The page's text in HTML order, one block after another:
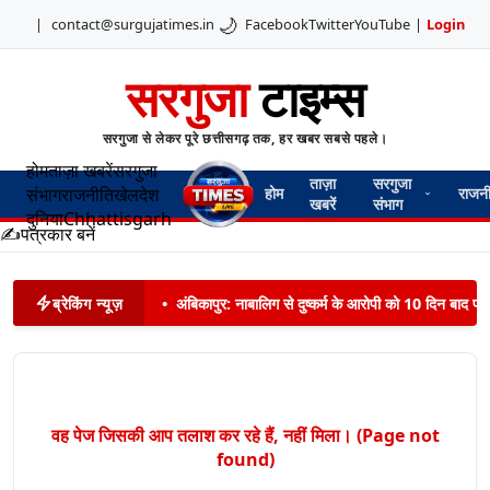
| contact@surgujatimes.in 🌙 FacebookTwitterYouTube | Login
सरगुजाटाइम्स
सरगुजा से लेकर पूरे छत्तीसगढ़ तक, हर खबर सबसे पहले।
होमताज़ा खबरेंसरगुजा
संभागराजनीतिखेलदेश
दुनियाChhattisgarh
होम
ताज़ा
खबरें
सरगुजा
संभाग
✍️पत्रकार बनें
ब्रेकिंग न्यूज़ • अंबिकापुर: नाबालिग से दुष्कर्म के आरोपी को 10 दिन बाद
वह पेज जिसकी आप तलाश कर रहे हैं, नहीं मिला। (Page not
found)